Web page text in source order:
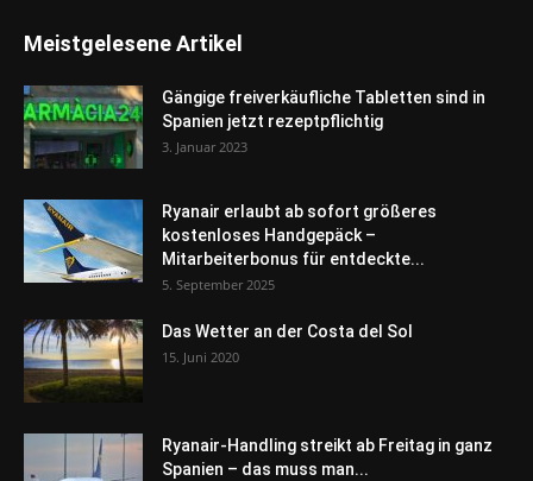
Meistgelesene Artikel
Gängige freiverkäufliche Tabletten sind in
Spanien jetzt rezeptpflichtig
3. Januar 2023
Ryanair erlaubt ab sofort größeres
kostenloses Handgepäck –
Mitarbeiterbonus für entdeckte...
5. September 2025
Das Wetter an der Costa del Sol
15. Juni 2020
Ryanair-Handling streikt ab Freitag in ganz
Spanien – das muss man...